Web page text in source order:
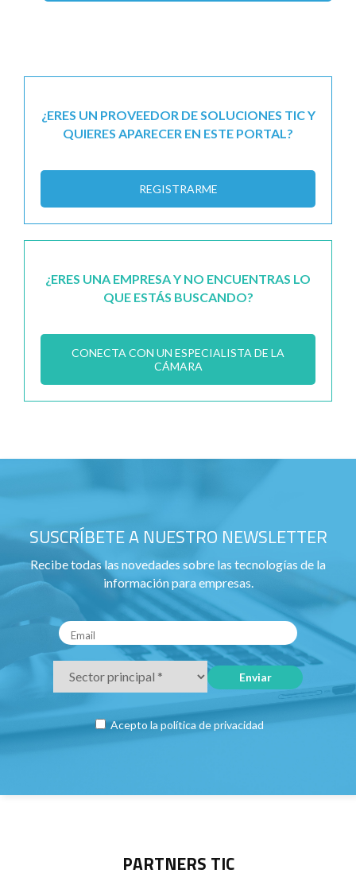
¿ERES UN PROVEEDOR DE SOLUCIONES TIC Y
QUIERES APARECER EN ESTE PORTAL?
REGISTRARME
¿ERES UNA EMPRESA Y NO ENCUENTRAS LO
QUE ESTÁS BUSCANDO?
CONECTA CON UN ESPECIALISTA DE LA
CÁMARA
SUSCRÍBETE A NUESTRO NEWSLETTER
Recibe todas las novedades sobre las tecnologías de la
información para empresas.
Acepto la política de privacidad
PARTNERS TIC